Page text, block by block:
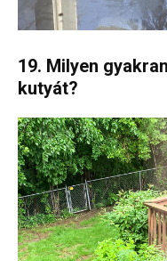
19. Milyen
kutyát?